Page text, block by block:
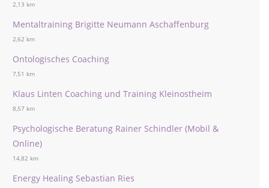
2,13 km
Mentaltraining Brigitte Neumann Aschaffenburg
2,62 km
Ontologisches Coaching
7,51 km
Klaus Linten Coaching und Training Kleinostheim
8,57 km
Psychologische Beratung Rainer Schindler (Mobil &
Online)
14,82 km
Energy Healing Sebastian Ries